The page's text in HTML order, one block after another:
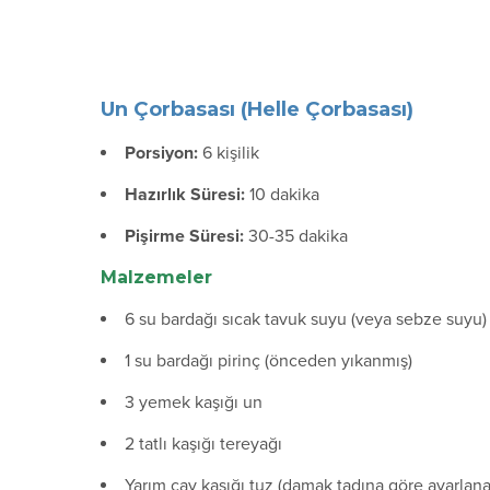
Un Çorbasası (Helle Çorbasası)
Porsiyon: 6 kişilik
Hazırlık Süresi: 10 dakika
Pişirme Süresi: 30-35 dakika
Malzemeler
6 su bardağı sıcak tavuk suyu (veya sebze suyu)
1 su bardağı pirinç (önceden yıkanmış)
3 yemek kaşığı un
2 tatlı kaşığı tereyağı
Yarım çay kaşığı tuz (damak tadına göre